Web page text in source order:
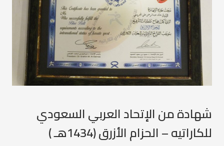
شهادة من الإتحاد العربي السعودي
للكاراتيه – الحزام الأزرق (1434هـ )